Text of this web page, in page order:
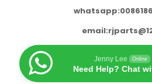
email:
Jenny Lee Online
Need Help? Chat